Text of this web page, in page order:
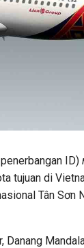
ID)
tujuan di
Tân Sơn